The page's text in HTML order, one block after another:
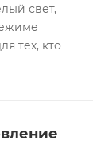
свет,
тех, кто